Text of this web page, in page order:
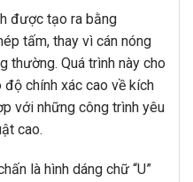
được tạo ra bằng
tấm, thay vì cán nóng
thường. Quá trình này cho
chính xác cao về kích
với những công trình yêu
cao.
là hình dáng chữ “U”